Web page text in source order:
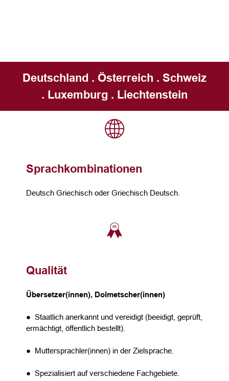
Deutschland . Österreich . Schweiz
. Luxemburg . Liechtenstein
Sprachkombinationen
Deutsch Griechisch oder Griechisch Deutsch.
Qualität
Übersetzer(innen), Dolmetscher(innen)
● Staatlich anerkannt und vereidigt (beeidigt, geprüft,
ermächtigt, öffentlich bestellt).
● Muttersprachler(innen) in der Zielsprache.
● Spezialisiert auf verschiedene Fachgebiete.